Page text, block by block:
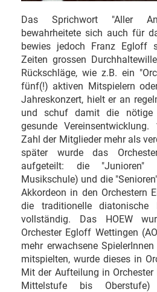
Das Sprichwort "Aller
bewahrheitete sich auch für
bewies jedoch Franz Egloff
Zeiten grossen
Rückschläge, wie z.B. ein
fünf(!) aktiven Mitspielern
Jahreskonzert, hielt er an
und schuf damit die nötige
gesunde
Zahl der Mitglieder mehr als
später wurde das
aufgeteilt: die
Musikschule) und die
Akkordeon in den Orchestern
die traditionelle diatonische
vollständig. Das HOEW
Orchester Egloff Wettingen
mehr erwachsene
mitspielten, wurde dieses in
Mit der Aufteilung in Orchester
Mittelstufe bis